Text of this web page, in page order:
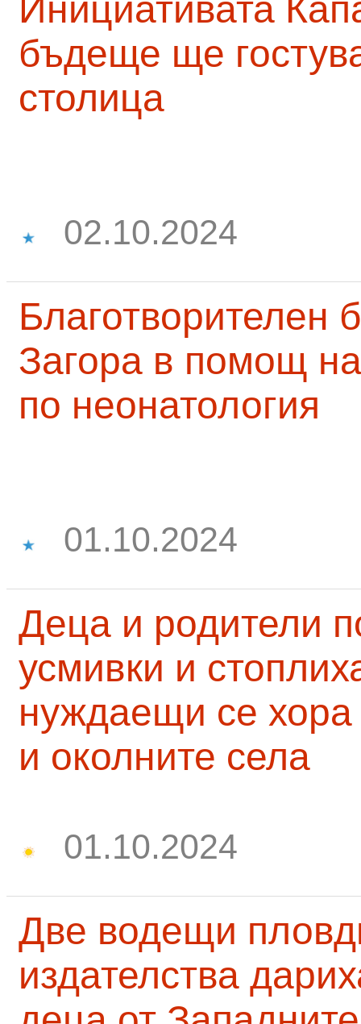
Инициативата
бъдеще ще
столица
02.10.2024
Благотворителен
Загора в помощ
по неонатология
01.10.2024
Деца и родители
усмивки и
нуждаещи се
и околните села
01.10.2024
Две водещи
издателства